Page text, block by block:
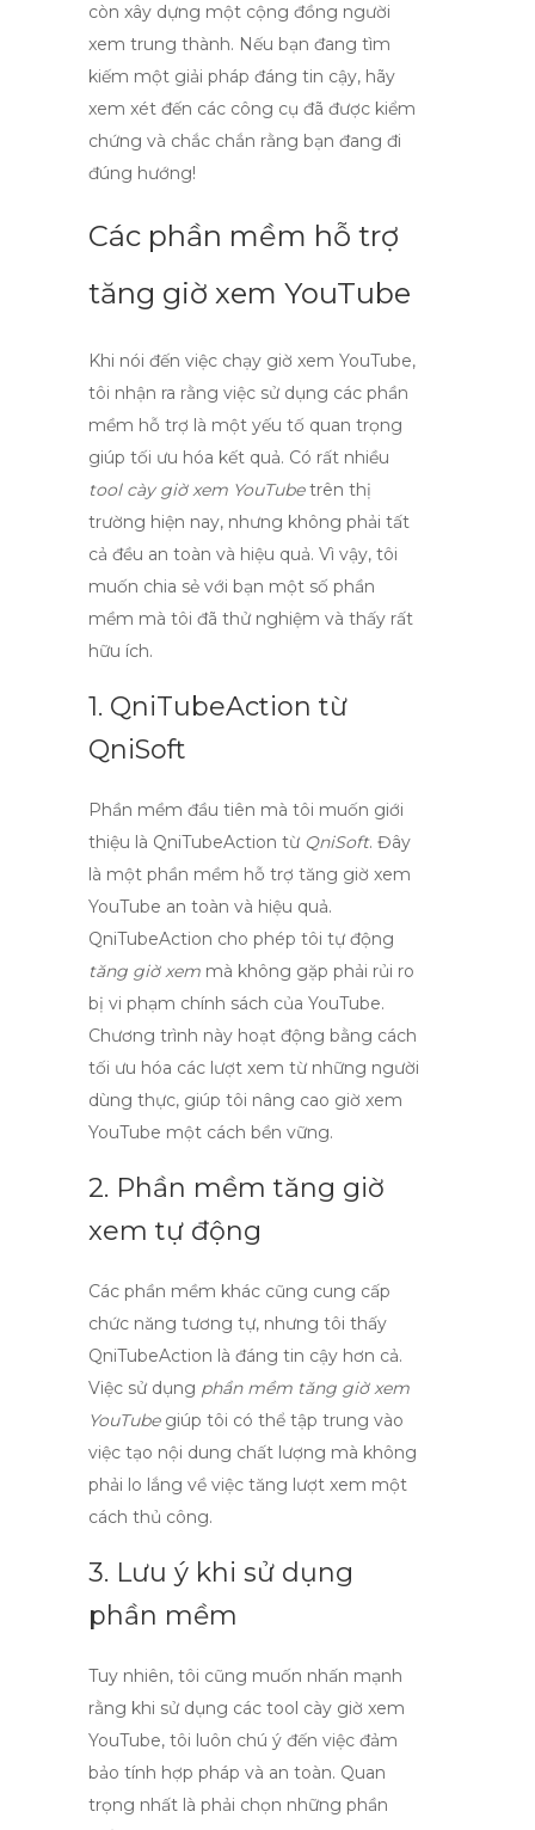
còn xây dựng một cộng đồng người
xem trung thành. Nếu bạn đang tìm
kiếm một giải pháp đáng tin cậy, hãy
xem xét đến các công cụ đã được kiểm
chứng và chắc chắn rằng bạn đang đi
đúng hướng!
Các phần mềm hỗ trợ
tăng giờ xem YouTube
Khi nói đến việc chạy giờ xem YouTube,
tôi nhận ra rằng việc sử dụng các phần
mềm hỗ trợ là một yếu tố quan trọng
giúp tối ưu hóa kết quả. Có rất nhiều
tool cày giờ xem YouTubetrên thị
trường hiện nay, nhưng không phải tất
cả đều an toàn và hiệu quả. Vì vậy, tôi
muốn chia sẻ với bạn một số phần
mềm mà tôi đã thử nghiệm và thấy rất
hữu ích.
1. QniTubeAction từ
QniSoft
Phần mềm đầu tiên mà tôi muốn giới
thiệu là QniTubeAction từ QniSoft. Đây
là một phần mềm hỗ trợ tăng giờ xem
YouTube an toàn và hiệu quả.
QniTubeAction cho phép tôi tự động
tăng giờ xem mà không gặp phải rủi ro
bị vi phạm chính sách của YouTube.
Chương trình này hoạt động bằng cách
tối ưu hóa các lượt xem từ những người
dùng thực, giúp tôi nâng cao giờ xem
YouTube một cách bền vững.
2. Phần mềm tăng giờ
xem tự động
Các phần mềm khác cũng cung cấp
chức năng tương tự, nhưng tôi thấy
QniTubeAction là đáng tin cậy hơn cả.
Việc sử dụng phần mềm tăng giờ xem
YouTubegiúp tôi có thể tập trung vào
việc tạo nội dung chất lượng mà không
phải lo lắng về việc tăng lượt xem một
cách thủ công.
3. Lưu ý khi sử dụng
phần mềm
Tuy nhiên, tôi cũng muốn nhấn mạnh
rằng khi sử dụng các tool cày giờ xem
YouTube, tôi luôn chú ý đến việc đảm
bảo tính hợp pháp và an toàn. Quan
trọng nhất là phải chọn những phần